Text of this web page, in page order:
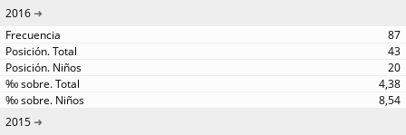
2016
87
43
20
4,38
8,54
2015